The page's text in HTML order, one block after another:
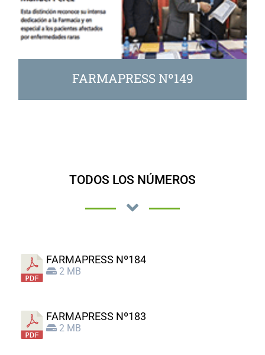
FARMAPRESS Nº149
TODOS LOS NÚMEROS
FARMAPRESS Nº184
2 MB
FARMAPRESS Nº183
2 MB